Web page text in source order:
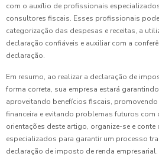
com o auxílio de profissionais
consultores fiscais. Esses profissionais
categorização das despesas e receitas, a
declaração confiáveis e auxiliar com a
declaração.
Em resumo, ao realizar a declaração de
forma correta, sua empresa estará
aproveitando benefícios fiscais,
financeira e evitando problemas futuros com
orientações deste artigo, organize-se e
especializados para garantir um processo
declaração de imposto de renda empresarial.